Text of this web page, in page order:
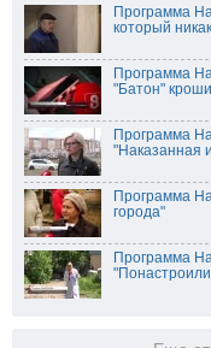
Программа
который
Программа
"Батон"
Программа
"Наказанная
Программа
города"
Программа
"Понастроили